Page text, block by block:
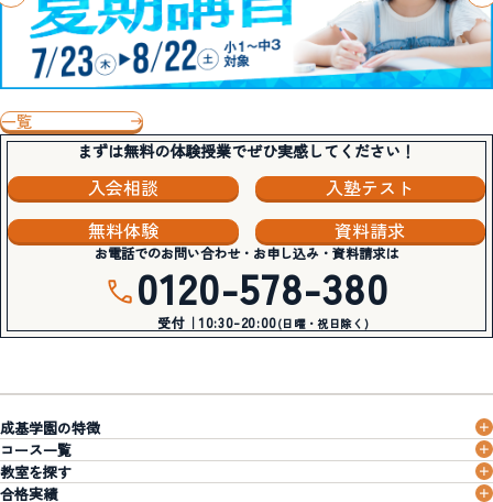
一覧
まずは無料の体験授業でぜひ実感してください！
入会相談
入塾テスト
無料体験
資料請求
お電話でのお問い合わせ・お申し込み・資料請求は
0120-578-380
受付｜10:30-20:00(日曜・祝日除く)
成基学園の特徴
コース一覧
教室を探す
合格実績